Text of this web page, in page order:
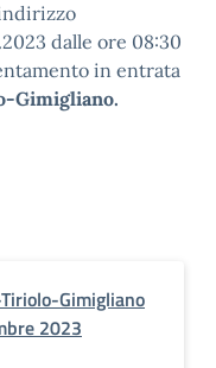
dalle ore 08:30
in entrata
Gimigliano.
Gimigliano
2023